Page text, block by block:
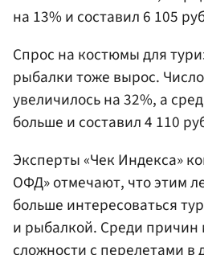
на 13% и составил 6 105
Спрос на костюмы для
рыбалки тоже вырос.
увеличилось на 32%, а
больше и составил 4 110
Эксперты «Чек Индекса»
ОФД» отмечают, что этим
больше интересоваться
и рыбалкой. Среди причин
сложности с перелетами в